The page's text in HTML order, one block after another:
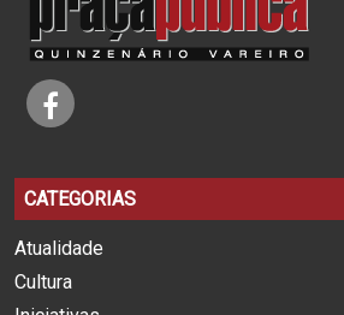
CATEGORIAS
Atualidade
Cultura